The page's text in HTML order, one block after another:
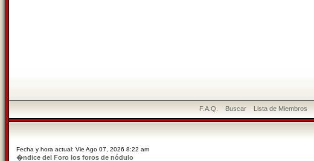
F.A.Q. Buscar Lista de Miembros
Fecha y hora actual: Vie Ago 07, 2026 8:22 am
�ndice del Foro los foros de nódulo